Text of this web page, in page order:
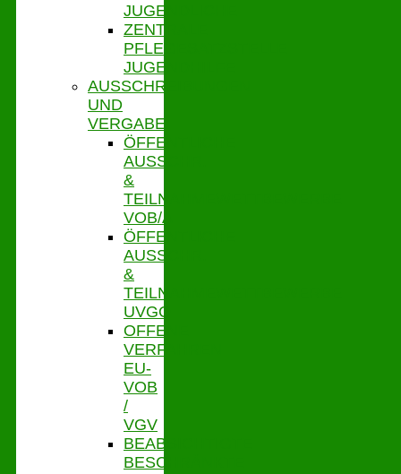
JUGENDLICHE
ZENTRALE
PFLEGESATZSTELLE
JUGENDHILFE
AUSSCHREIBUNGEN
UND
VERGABE
ÖFFENTLICHE
AUSSCHR.
&
TEILNAHMEWETTBEWERBE
VOB/A
ÖFFENTLICHE
AUSSCHR.
&
TEILNAHMEWETTBEWERBE
UVGO
OFFENE
VERFAHREN
EU-
VOB
/
VGV
BEABSICHTIGTE
BESCHRÄNKTE